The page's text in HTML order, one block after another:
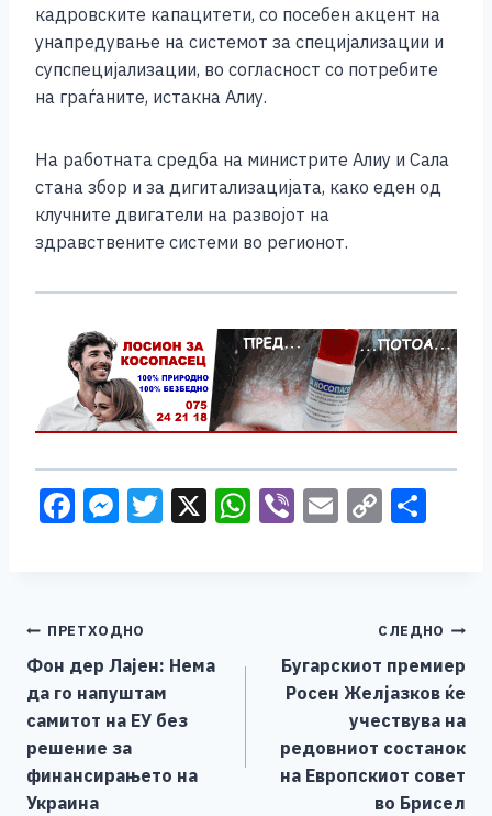
кадровските капацитети, со посебен акцент на
унапредување на системот за специјализации и
супспецијализации, во согласност со потребите
на граѓаните, истакна Алиу.
На работната средба на министрите Алиу и Сала
стана збор и за дигитализацијата, како еден од
клучните двигатели на развојот на
здравствените системи во регионот.
F
b
o
o
k
M
n
g
er
T X W Vi E C
Li
n
k
Навигација
на
напис
ПРЕТХОДНО
Фон дер Лајен: Нема
да го напуштам
самитот на ЕУ без
решение за
финансирањето на
Украина
СЛЕДНО
Бугарскиот премиер
Росен Желјазков ќе
учествува на
редовниот состанок
на Европскиот совет
во Брисел